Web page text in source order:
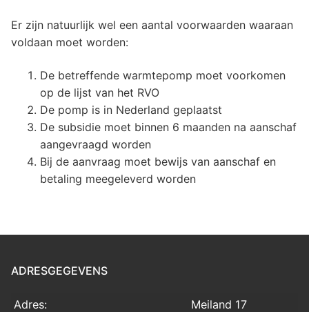
Er zijn natuurlijk wel een aantal voorwaarden waaraan
voldaan moet worden:
De betreffende warmtepomp moet voorkomen
op de lijst van het RVO
De pomp is in Nederland geplaatst
De subsidie moet binnen 6 maanden na aanschaf
aangevraagd worden
Bij de aanvraag moet bewijs van aanschaf en
betaling meegeleverd worden
ADRESGEGEVENS
Adres:
Meiland 17